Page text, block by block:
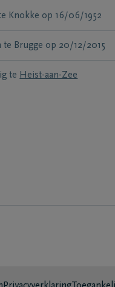
Knokke op 16/06/1952
te Brugge op 20/12/2015
te Heist-aan-Zee